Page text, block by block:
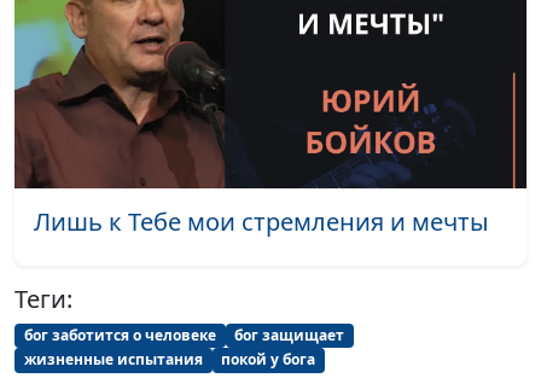
Слово правды Андрей Дядченко
Коснуться мечты #1883
Надежда Андрей Дядченко
Мой путь Андрей Дядченко
Жизнь Андрей Дядченко #1880
Псалом любви
Бог во веки тот же Андрей Дядченко
Лишь к Тебе мои стремления и мечты
Теги:
бог заботится о человеке
бог защищает
жизненные испытания
покой у бога